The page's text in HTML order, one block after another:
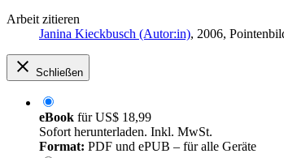
Arbeit zitieren
Janina Kieckbusch (Autor:in), 2006,
Schließen
eBook fürUS$ 18,99
Sofort herunterladen. Inkl. MwSt.
Format: PDF und ePUB – für alle Geräte